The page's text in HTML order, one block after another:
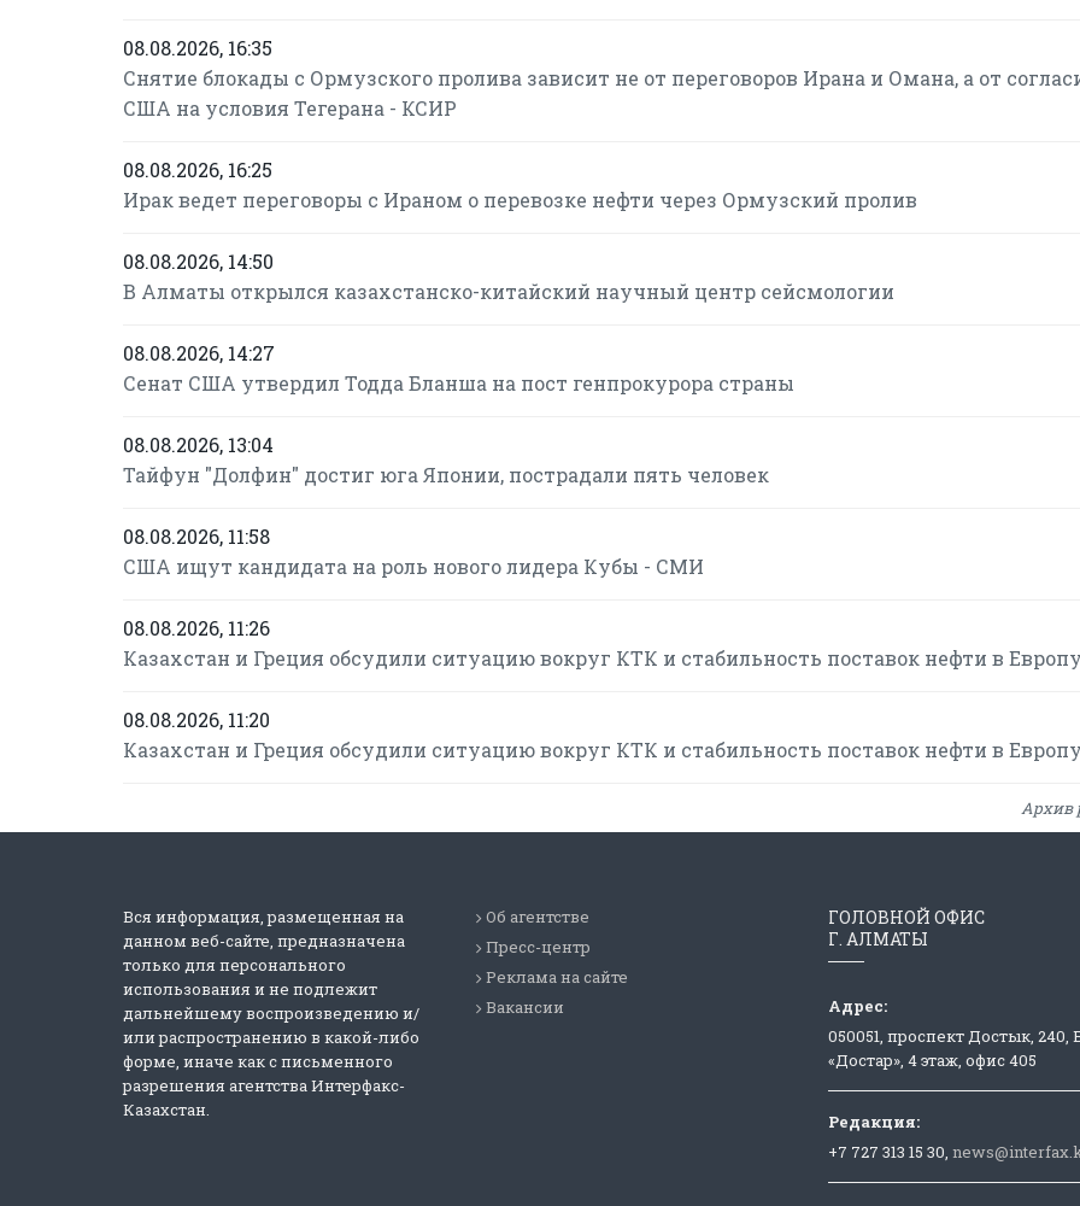
08.08.2026, 16:35
Снятие блокады с Ормузского пролива зависит не от переговоров Ирана и Омана, а от
США на условия Тегерана - КСИР
08.08.2026, 16:25
Ирак ведет переговоры с Ираном о перевозке нефти через Ормузский пролив
08.08.2026, 14:50
В Алматы открылся казахстанско-китайский научный центр сейсмологии
08.08.2026, 14:27
Сенат США утвердил Тодда Бланша на пост генпрокурора страны
08.08.2026, 13:04
Тайфун "Долфин" достиг юга Японии, пострадали пять человек
08.08.2026, 11:58
США ищут кандидата на роль нового лидера Кубы - СМИ
08.08.2026, 11:26
Казахстан и Греция обсудили ситуацию вокруг КТК и стабильность поставок нефти в
08.08.2026, 11:20
Казахстан и Греция обсудили ситуацию вокруг КТК и стабильность поставок нефти в
Архив
Вся информация, размещенная на
данном веб-сайте, предназначена
только для персонального
использования и не подлежит
дальнейшему воспроизведению и/
или распространению в какой-либо
форме, иначе как с письменного
разрешения агентства Интерфакс-
Казахстан.
Об агентстве
Пресс-центр
Реклама на сайте
Вакансии
ГОЛОВНОЙ ОФИС
Г. АЛМАТЫ
Адрес:
050051, проспект Достык, 240,
«Достар», 4 этаж, офис 405
Редакция:
+7 727 313 15 30,